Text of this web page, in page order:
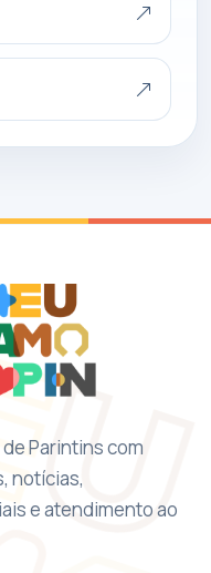
Parintins com
notícias,
e atendimento ao